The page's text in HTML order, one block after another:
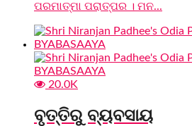
ପରମାତ୍ମା ପରାତ୍ପର । ମନ...
20.0K
ବୃତ୍ତିରୁ ବ୍ୟବସାୟ